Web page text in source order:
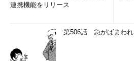
連携機能をリリース
第506話 急がばまわれ